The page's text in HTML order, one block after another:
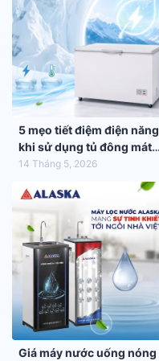
5 mẹo tiết điệm điện năng
khi sử dụng tủ đông mát
trong mùa hè 2026
14 Tháng 5, 2026
Giá máy nước uống nóng